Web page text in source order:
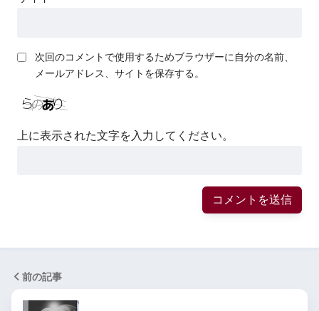
次回のコメントで使用するためブラウザーに自分の名前、
メールアドレス、サイトを保存する。
上に表示された文字を入力してください。
前の記事